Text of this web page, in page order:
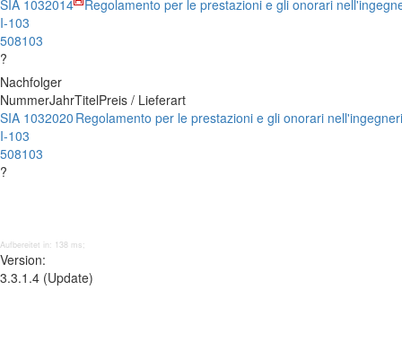
SIA 103
I-103
508103
?
2014 Regolamento per le prestazioni e gli onorari
Nachfolger
NummerJahrTitelPreis / Lieferart
SIA 103
I-103
508103
?
2020 Regolamento per le prestazioni e gli onorari
Aufbereitet in: 138 ms;
Version:
3.3.1.4 (Update)